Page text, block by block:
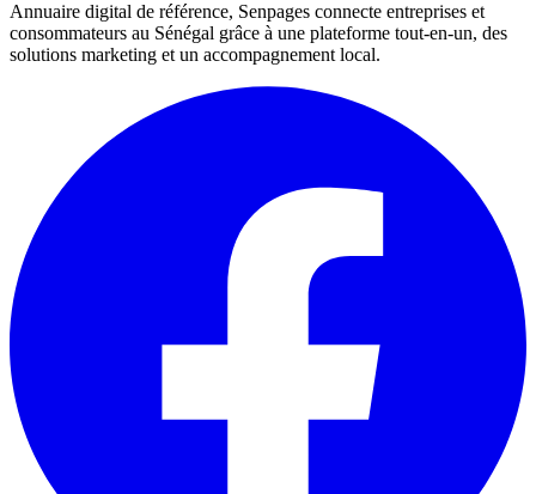
Annuaire digital de référence, Senpages connecte entreprises et
consommateurs au Sénégal grâce à une plateforme tout-en-un, des
solutions marketing et un accompagnement local.